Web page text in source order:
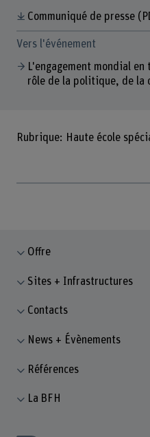
Communiqué de presse
Vers l'événement
L'engagement mondial
rôle de la politique, de la
Rubrique: Haute école
Offre
Sites + Infrastructures
Contacts
News + Évènements
Références
La BFH